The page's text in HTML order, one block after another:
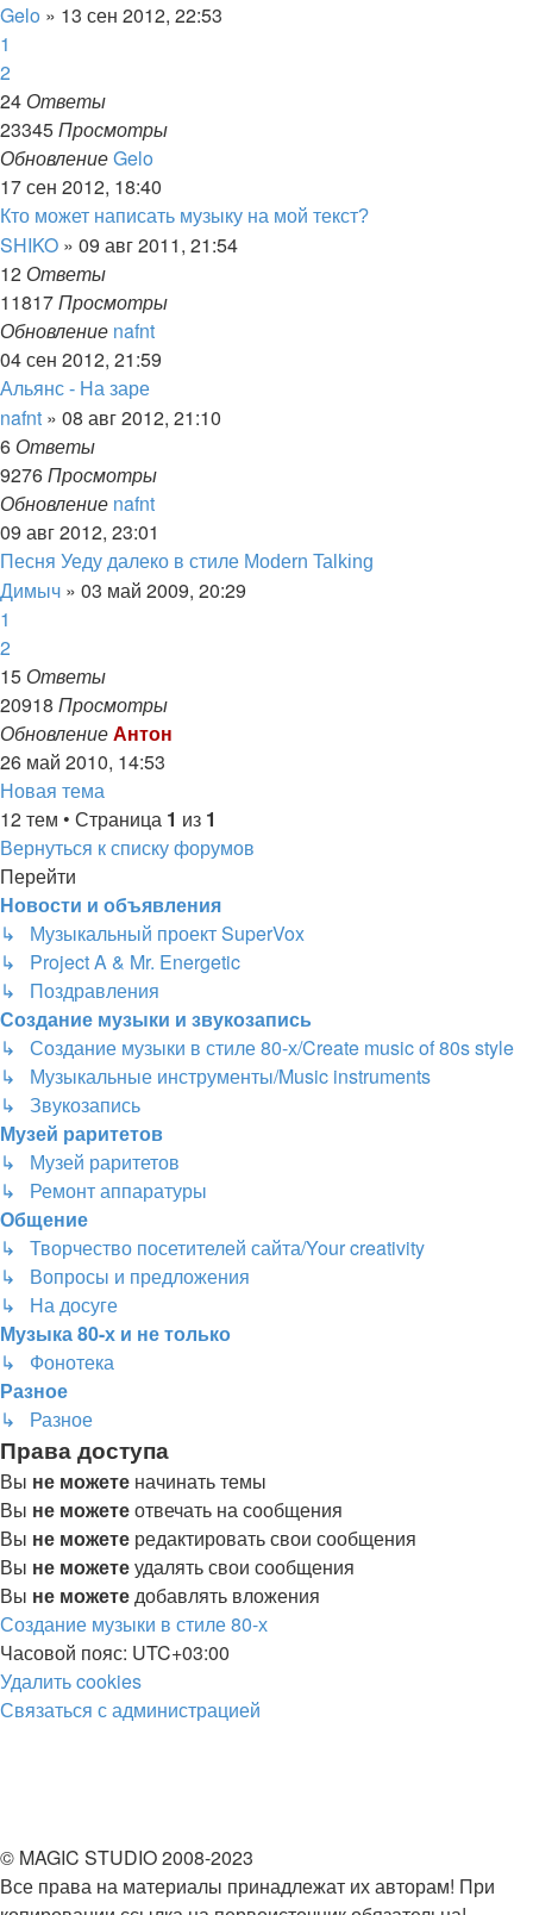
Gelo » 13 сен 2012, 22:53
1
2
24 Ответы
23345Просмотры
ОбновлениеGelo
17 сен 2012, 18:40
Кто может написать музыку на мой текст?
SHIKO » 09 авг 2011, 21:54
12 Ответы
11817Просмотры
Обновление nafnt
04 сен 2012, 21:59
Альянс - На заре
nafnt » 08 авг 2012, 21:10
6 Ответы
9276Просмотры
Обновление nafnt
09 авг 2012, 23:01
Песня Уеду далеко в стиле Modern Talking
Димыч » 03 май 2009, 20:29
1
2
15 Ответы
20918 Просмотры
ОбновлениеАнтон
26 май 2010, 14:53
Новая
тема
Новая тема
12 тем • Страница 1 из 1
Вернуться к списку форумов
Перейти
Новости и объявления
↳ Музыкальный проект SuperVox
↳ Project A & Mr. Energetic
↳ Поздравления
Создание музыки и звукозапись
↳ Создание музыки в стиле 80-х/Create music of 80s style
↳ Музыкальные инструменты/Music instruments
↳ Звукозапись
Музей раритетов
↳ Музей раритетов
↳ Ремонт аппаратуры
Общение
↳ Творчество посетителей сайта/Your creativity
↳ Вопросы и предложения
↳ На досуге
Музыка 80-х и не только
↳ Фонотека
Разное
↳ Разное
Права доступа
Вы не можете начинать темы
Вы не можетеотвечать на сообщения
Вы не можете редактировать свои сообщения
Вы не можетеудалять свои сообщения
Вы не можетедобавлять вложения
Создание музыки в стиле 80-х
Часовой пояс: UTC+03:00
Удалить cookies
Связаться с
Связаться садминистрацией
© MAGIC STUDIO 2008-2023
Все права на материалы принадлежат их авторам! При